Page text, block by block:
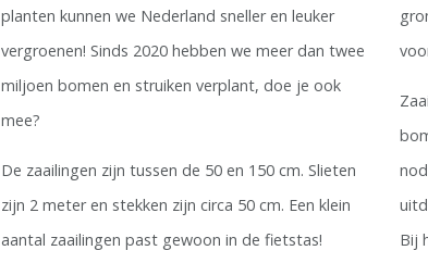
planten kunnen we Nederland sneller en leuker
vergroenen! Sinds 2020 hebben we meer dan twee
miljoen bomen en struiken verplant, doe je ook
mee?
De zaailingen zijn tussen de 50 en 150 cm. Slieten
zijn 2 meter en stekken zijn circa 50 cm. Een klein
aantal zaailingen past gewoon in de fietstas!
Bij